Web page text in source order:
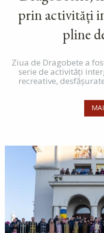
prin activități
pline
Ziua de Dragobete a
serie de activități
recreative,